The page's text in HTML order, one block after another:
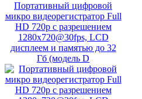
Портативный цифровой
микро видеорегистратор Full
HD 720p с разрешением
1280х720@30fps, LCD
дисплеем и памятью до 32
Гб (модель D